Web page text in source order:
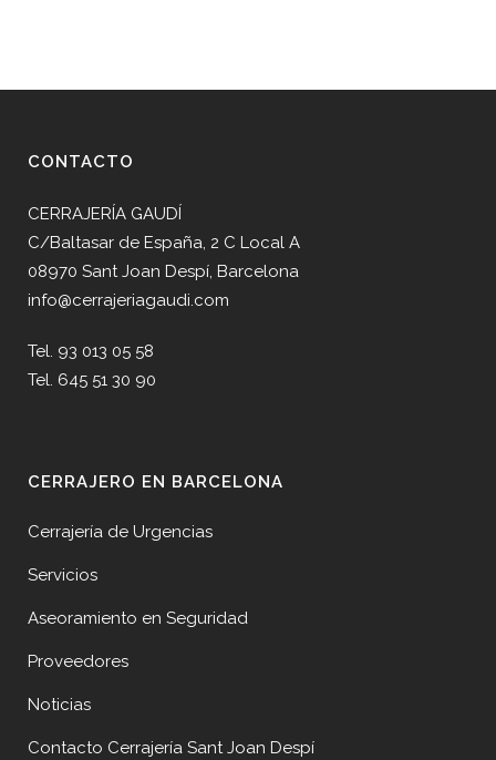
CONTACTO
CERRAJERÍA GAUDÍ
C/Baltasar de España, 2 C Local A
08970 Sant Joan Despí, Barcelona
info@cerrajeriagaudi.com
Tel. 93 013 05 58
Tel. 645 51 30 90
CERRAJERO EN BARCELONA
Cerrajería de Urgencias
Servicios
Aseoramiento en Seguridad
Proveedores
Noticias
Contacto Cerrajería Sant Joan Despí